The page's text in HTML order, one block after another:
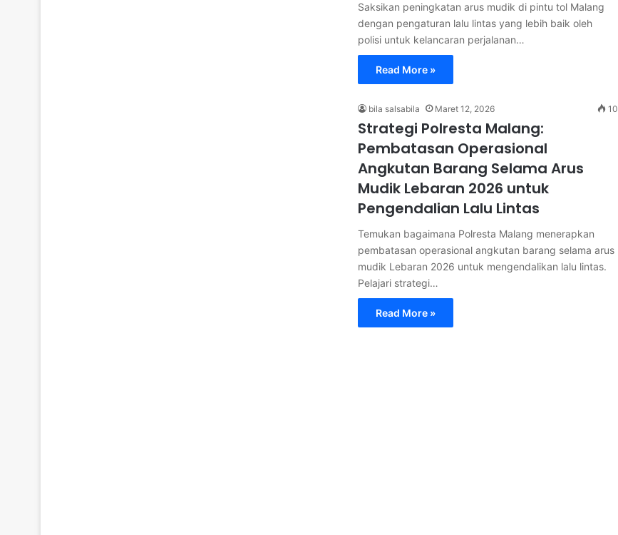
Saksikan peningkatan arus mudik di pintu tol Malang
dengan pengaturan lalu lintas yang lebih baik oleh
polisi untuk kelancaran perjalanan…
Read More »
bila salsabila Maret 12, 2026 10
Strategi Polresta Malang:
Pembatasan Operasional
Angkutan Barang Selama Arus
Mudik Lebaran 2026 untuk
Pengendalian Lalu Lintas
Temukan bagaimana Polresta Malang menerapkan
pembatasan operasional angkutan barang selama arus
mudik Lebaran 2026 untuk mengendalikan lalu lintas.
Pelajari strategi…
Read More »